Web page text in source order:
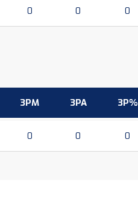
0 0 0
3PM 3PA 3P%
0 0 0